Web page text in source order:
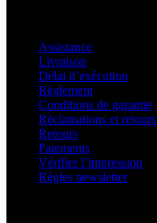
Assistance
Livraison
Délai d’exécution
Règlement
Conditions de garantie
Réclamations et retours
Retours
Paiements
Vérifier l’impression
Règles newsletter